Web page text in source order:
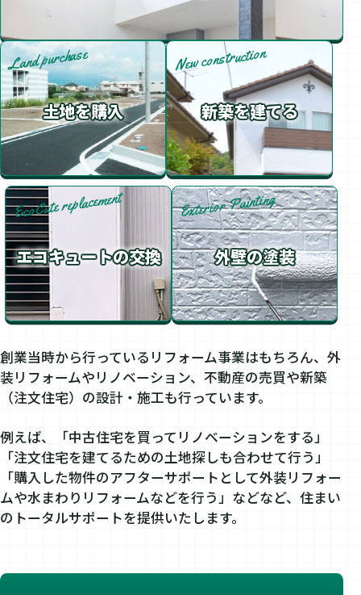
土地を購入
Land purchase
新築を建てる
New construction
エコキュートの交換
EcoCute replacement
外壁の塗装
Exterior Painting
創業当時から行っているリフォーム事業はもちろん、外
装リフォームやリノベーション、不動産の売買や新築
（注文住宅）の設計・施工も行っています。
例えば、「中古住宅を買ってリノベーションをする」
「注文住宅を建てるための土地探しも合わせて行う」
「購入した物件のアフターサポートとして外装リフォー
ムや水まわりリフォームなどを行う」などなど、住まい
のトータルサポートを提供いたします。